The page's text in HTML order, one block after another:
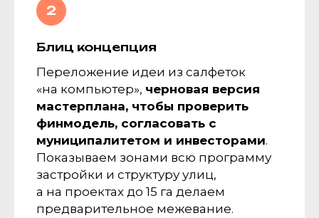
Блиц концепция
Переложение идеи из салфеток
«на компьютер», черновая версия
мастерплана, чтобы проверить
финмодель, согласовать с
муниципалитетом и инвесторами.
Показываем зонами всю программу
застройки и структуру улиц,
а на проектах до 15 га делаем
предварительное межевание.